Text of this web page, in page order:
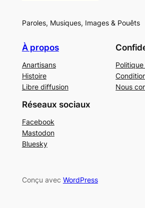
Paroles, Musiques, Images & Pouêts
À propos
Anartisans
Histoire
Libre diffusion
Nous
Réseaux sociaux
Facebook
Mastodon
Bluesky
Conçu avec WordPress